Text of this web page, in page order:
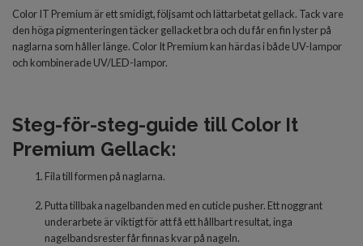
Color IT Premium är ett smidigt, följsamt och lättarbetat gellack. Tack vare
den höga pigmenteringen täcker gellacket bra och du får en fin lyster på
naglarna som håller länge. Color It Premium kan härdas i både UV-lampor
och kombinerade UV/LED-lampor.
Steg-för-steg-guide till Color It
Premium Gellack:
Fila till formen på naglarna.
Putta tillbaka nagelbanden med en cuticle pusher. Ett noggrant
underarbete är viktigt för att få ett hållbart resultat, inga
nagelbandsrester får finnas kvar på nageln.